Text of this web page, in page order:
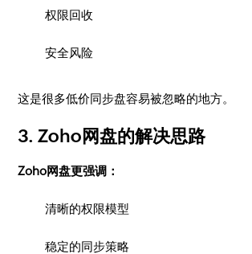
权限回收
安全风险
这是很多低价同步盘容易被忽略的地方。
3. Zoho网盘的解决思路
Zoho网盘更强调：
清晰的权限模型
稳定的同步策略